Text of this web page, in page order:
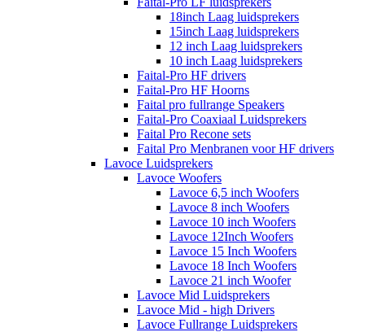
18inch Laag luidsprekers
15inch Laag luidsprekers
12 inch Laag luidsprekers
10 inch Laag luidsprekers
Faital-Pro HF drivers
Faital-Pro HF Hoorns
Faital pro fullrange Speakers
Faital-Pro Coaxiaal Luidsprekers
Faital Pro Recone sets
Faital Pro Menbranen voor HF drivers
Lavoce Luidsprekers
Lavoce Woofers
Lavoce 6,5 inch Woofers
Lavoce 8 inch Woofers
Lavoce 10 inch Woofers
Lavoce 12Inch Woofers
Lavoce 15 Inch Woofers
Lavoce 18 Inch Woofers
Lavoce 21 inch Woofer
Lavoce Mid Luidsprekers
Lavoce Mid - high Drivers
Lavoce Fullrange Luidsprekers